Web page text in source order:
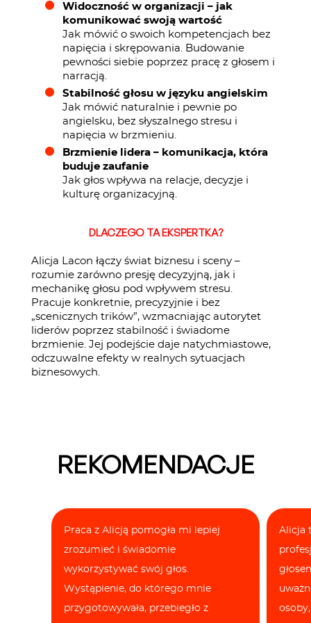
Widoczność w organizacji – jak
komunikować swoją wartość
Jak mówić o swoich kompetencjach bez
napięcia i skrępowania. Budowanie
pewności siebie poprzez pracę z głosem i
narracją.
Stabilność głosu w języku angielskim
Jak mówić naturalnie i pewnie po
angielsku, bez słyszalnego stresu i
napięcia w brzmieniu.
Brzmienie lidera – komunikacja, która
buduje zaufanie
Jak głos wpływa na relacje, decyzje i
kulturę organizacyjną.
DLACZEGO TA EKSPERTKA?
Alicja Lacon łączy świat biznesu i sceny –
rozumie zarówno presję decyzyjną, jak i
mechanikę głosu pod wpływem stresu.
Pracuje konkretnie, precyzyjnie i bez
„scenicznych trików”, wzmacniając autorytet
liderów poprzez stabilność i świadome
brzmienie. Jej podejście daje natychmiastowe,
odczuwalne efekty w realnych sytuacjach
biznesowych.
REKOMENDACJE
Praca z Alicją pomogła mi lepiej
zrozumieć i świadomie
wykorzystywać swój głos.
Wystąpienie, do którego mnie
przygotowywała, przebiegło z
Alicja